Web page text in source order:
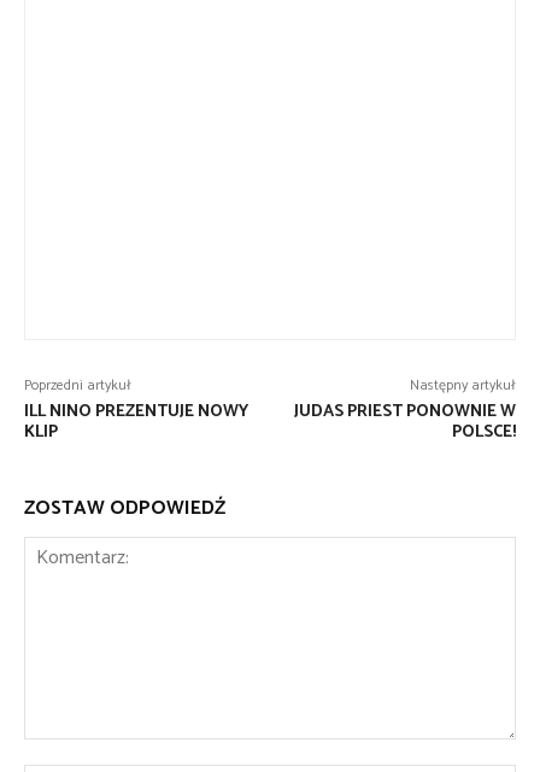
Poprzedni artykuł
ILL NINO PREZENTUJE NOWY
KLIP
Następny artykuł
JUDAS PRIEST PONOWNIE W
POLSCE!
ZOSTAW ODPOWIEDŹ